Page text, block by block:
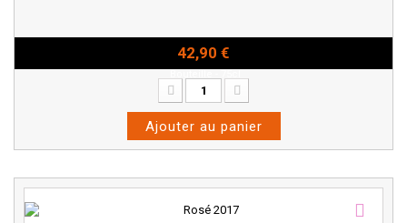
42,90 €
Ajouter au panier